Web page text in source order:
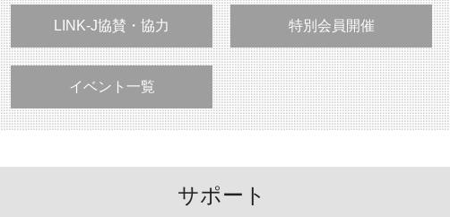
LINK-J協賛・協力 特別会員開催
イベント一覧
サポート